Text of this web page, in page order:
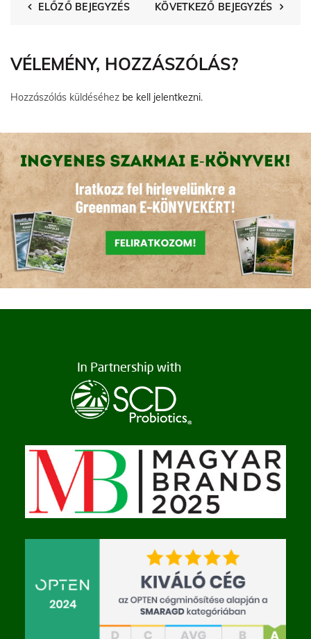
ELŐZŐ BEJEGYZÉS KÖVETKEZŐ BEJEGYZÉS
VÉLEMÉNY, HOZZÁSZÓLÁS?
Hozzászólás küldéséhez be kell jelentkezni.